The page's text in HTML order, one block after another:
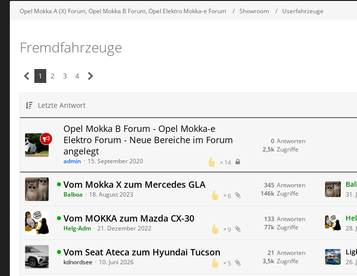
Opel Mokka A (X) Forum, Opel Mokka B Forum, Opel Elektro Mokka-e Forum Showroom Userfahrzeuge
Fremdfahrzeuge
1 2 3 4
Letzte Antwort
Opel Mokka B Forum - Opel Mokka-e
Elektro Forum - Neue Bereiche im Forum
angelegt
14
admin 15. September 2020
Antworten
0
Zugriffe
2,5k
Vom Mokka X zum Mercedes GLA
6
Balboa 18. August 2023
Antworten
345
Zugriffe
146k 31.
Vom MOKKA zum Mazda CX-30
9
Helg-Adm 21. Dezember 2022
Antworten
133
Zugriffe
77k 28.
Vom Seat Ateca zum Hyundai Tucson
5
kdnordsee 10. Juni 2026
Antworten
21
Zugriffe
3,5k 26.